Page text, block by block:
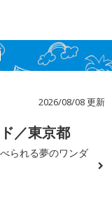
2026/08/08 更新
／東京都
られる夢のワンダ